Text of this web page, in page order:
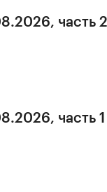
часть 2
часть 1